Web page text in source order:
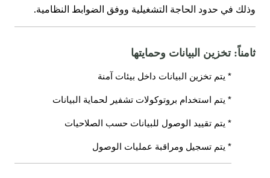
وذلك في حدود الحاجة التشغيلية ووفق الضوابط النظامية.
ثامناً: تخزين البيانات وحمايتها
* يتم تخزين البيانات داخل بيئات آمنة
* يتم استخدام بروتوكولات تشفير لحماية البيانات
* يتم تقييد الوصول للبيانات حسب الصلاحيات
* يتم تسجيل ومراقبة عمليات الوصول